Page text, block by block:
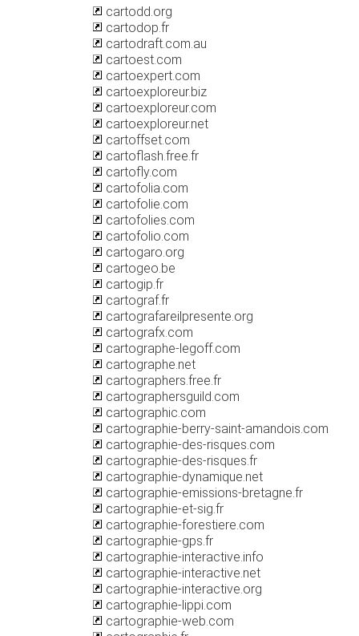
cartodd.org
cartodop.fr
cartodraft.com.au
cartoest.com
cartoexpert.com
cartoexploreur.biz
cartoexploreur.com
cartoexploreur.net
cartoffset.com
cartoflash.free.fr
cartofly.com
cartofolia.com
cartofolie.com
cartofolies.com
cartofolio.com
cartogaro.org
cartogeo.be
cartogip.fr
cartograf.fr
cartografareilpresente.org
cartografx.com
cartographe-legoff.com
cartographe.net
cartographers.free.fr
cartographersguild.com
cartographic.com
cartographie-berry-saint-amandois.com
cartographie-des-risques.com
cartographie-des-risques.fr
cartographie-dynamique.net
cartographie-emissions-bretagne.fr
cartographie-et-sig.fr
cartographie-forestiere.com
cartographie-gps.fr
cartographie-interactive.info
cartographie-interactive.net
cartographie-interactive.org
cartographie-lippi.com
cartographie-web.com